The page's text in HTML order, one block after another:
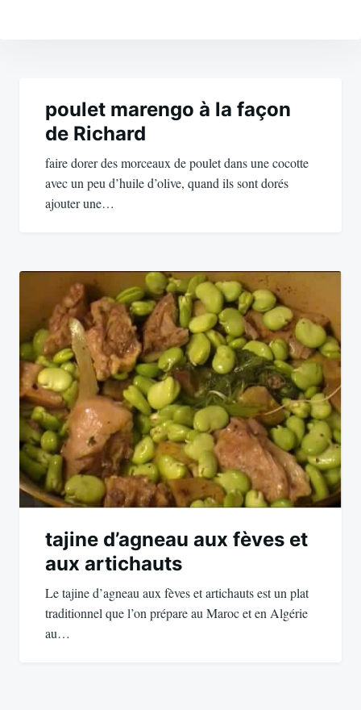
l’article
poulet marengo à la façon
de Richard
faire dorer des morceaux de poulet dans une cocotte
avec un peu d’huile d’olive, quand ils sont dorés
ajouter une…
tajine d’agneau aux fèves et
aux artichauts
Le tajine d’agneau aux fèves et artichauts est un plat
traditionnel que l’on prépare au Maroc et en Algérie
au…